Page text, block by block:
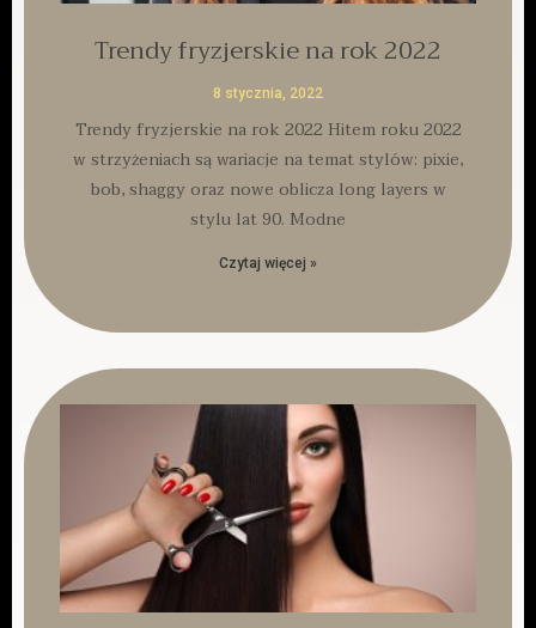
Trendy fryzjerskie na rok 2022
8 stycznia, 2022
Trendy fryzjerskie na rok 2022 Hitem roku 2022
w strzyżeniach są wariacje na temat stylów: pixie,
bob, shaggy oraz nowe oblicza long layers w
stylu lat 90. Modne
Czytaj więcej »